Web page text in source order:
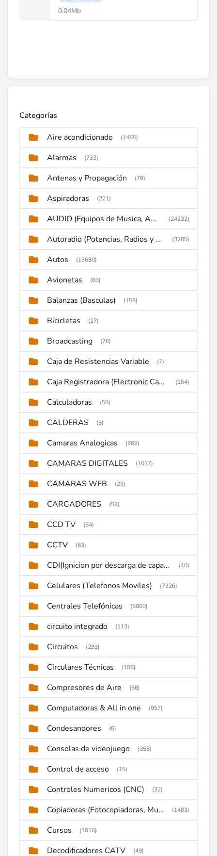
0.04Mb
Categorías
Aire acondicionado (1485)
Alarmas (732)
Antenas y Propagación (79)
Aspiradoras (221)
AUDIO (Equipos de Musica, Amplificadores, Reproductores, Etc) (24232)
Autoradio (Potencias, Radios y DVD) (3285)
Autos (13680)
Avionetas (83)
Balanzas (Basculas) (159)
Bicicletas (27)
Broadcasting (76)
Caja de Resistencias Variable (7)
Caja Registradora (Electronic Cash Register) (154)
Calculadoras (58)
CALDERAS (5)
Camaras Analogicas (669)
CAMARAS DIGITALES (1017)
CAMARAS WEB (29)
CARGADORES (52)
CCD TV (64)
CCTV (63)
CDI(Ignicion por descarga de capacitor) (10)
Celulares (Telefonos Moviles) (7326)
Centrales Telefónicas (5860)
circuito integrado (113)
Circuitos (293)
Circulares Técnicas (106)
Compresores de Aire (68)
Computadoras & All in one (957)
Condesandores (6)
Consolas de videojuego (353)
Control de acceso (15)
Controles Numericos (CNC) (32)
Copiadoras (Fotocopiadoras, Multifunctions, Ploter, etc) (1483)
Cursos (1016)
Decodificadores CATV (49)